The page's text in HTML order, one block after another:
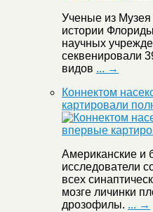
Ученые из Музея
истории
научных
секвенировали
видов ... →
Коннектом
картировали
Американские и
исследователи
всех
мозге личинки
дрозофилы. ... →